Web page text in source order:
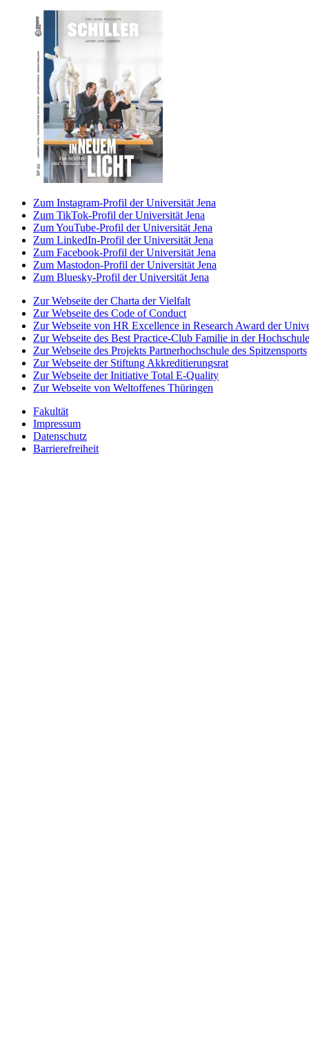
Zum Instagram-Profil der Universität Jena
Zum TikTok-Profil der Universität Jena
Zum YouTube-Profil der Universität Jena
Zum LinkedIn-Profil der Universität Jena
Zum Facebook-Profil der Universität Jena
Zum Mastodon-Profil der Universität Jena
Zum Bluesky-Profil der Universität Jena
Zur Webseite der Charta der Vielfalt
Zur Webseite des Code of Conduct
Zur Webseite von HR Excellence in Research Award der
Zur Webseite des Best Practice-Club Familie in der Hochschule
Zur Webseite des Projekts Partnerhochschule des Spitzensports
Zur Webseite der Stiftung Akkreditierungsrat
Zur Webseite der Initiative Total E-Quality
Zur Webseite von Weltoffenes Thüringen
Fakultät
Impressum
Datenschutz
Barrierefreiheit